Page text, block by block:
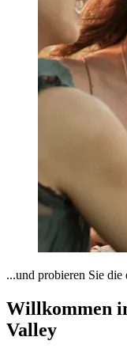
...und probieren Sie die
Willkommen
Valley